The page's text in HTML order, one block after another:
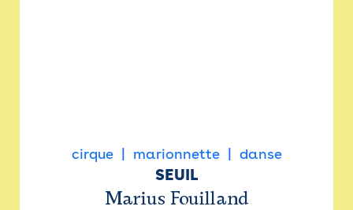
cirque marionnette danse
SEUIL
Marius Fouilland